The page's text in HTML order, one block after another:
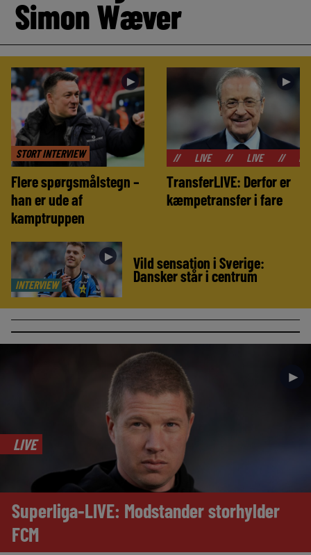
Simon Wæver
STORT INTERVIEW
►
Flere spørgsmålstegn –
han er ude af
kamptruppen
►
// LIVE LIVE
TransferLIVE: Derfor er
kæmpetransfer i fare
INTERVIEW
► Vild sensation i Sverige:
Dansker står i centrum
►
LIVE
Superliga-LIVE: Modstander storhylder
FCM